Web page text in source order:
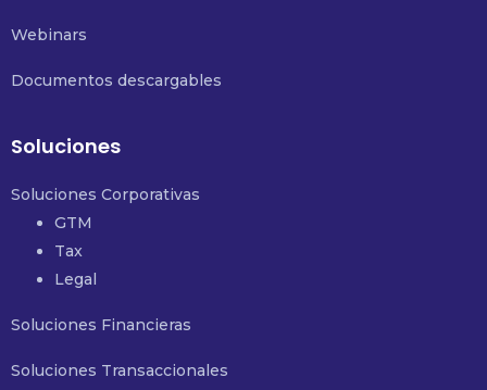
Webinars
Documentos descargables
Soluciones
Soluciones Corporativas
GTM
Tax
Legal
Soluciones Financieras
Soluciones Transaccionales